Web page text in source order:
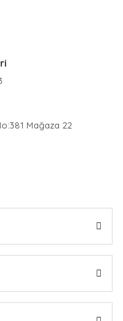
Mağaza 22